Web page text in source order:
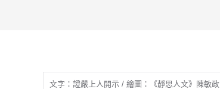
文字：證嚴上人開示 / 繪圖：《靜思人文》陳敏政